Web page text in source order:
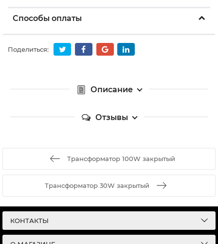
Способы оплаты
Поделиться:
Описание
Отзывы
Трансформатор 100W закрытый
Трансформатор 30W закрытый
КОНТАКТЫ